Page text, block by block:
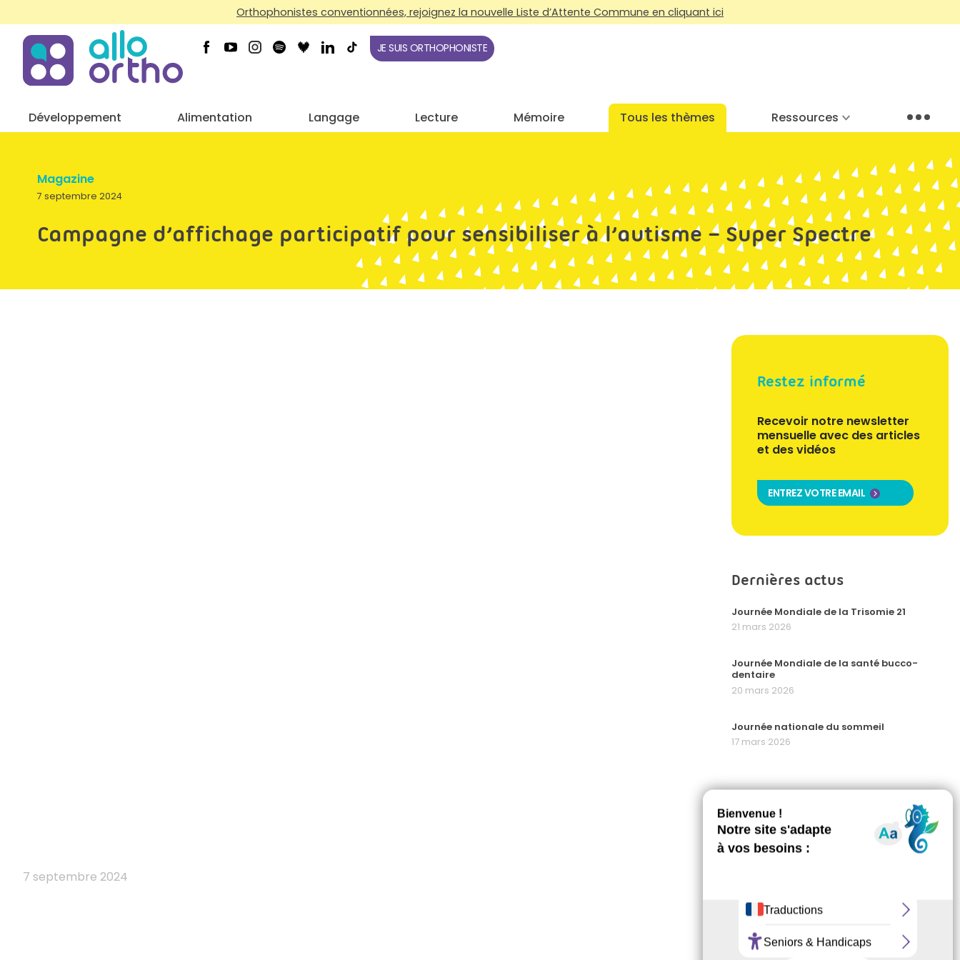
Orthophonistes conventionnées, rejoignez la nouvelle Liste d’Attente Commune en cliquant ici
JE SUIS ORTHOPHONISTE
Développement Alimentation Langage Lecture Mémoire Tous les thèmes Ressources Menu
Magazine
7 septembre 2024
Campagne d’affichage participatif pour sensibiliser à l’autisme – Super Spectre
Restez informé
Recevoir notre newsletter
mensuelle avec des articles
et des vidéos
ENTREZ VOTRE EMAIL
Dernières actus
Journée Mondiale de la Trisomie 21
21 mars 2026
Journée Mondiale de la santé bucco-
dentaire
20 mars 2026
Journée nationale du sommeil
17 mars 2026
7 septembre 2024